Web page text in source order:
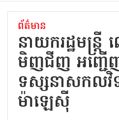
ព័ត៌មាន
នាយករដ្ឋមន្ត្
មិញជីញ អញ្ជើ
ទស្សនាសកលវិ
ម៉ាឡេស៊ី